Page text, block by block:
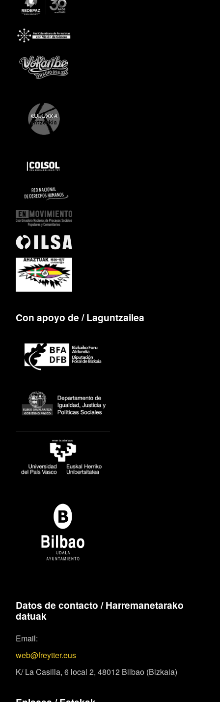
Con apoyo de / Laguntzailea
Datos de contacto / Harremanetarako
datuak
Email:
web@freytter.eus
K/ La Casilla, 6 local 2, 48012 Bilbao (Bizkaia)